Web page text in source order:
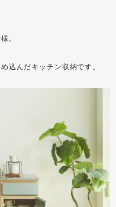
。
込んだキッチン収納です。